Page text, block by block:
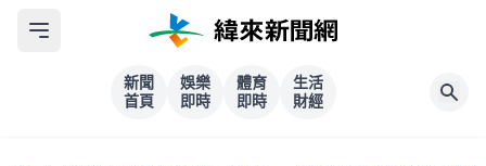
新聞
首頁
娛樂
即時
體育
即時
生活
財經